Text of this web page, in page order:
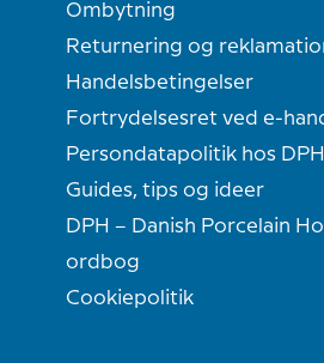
Ombytning
Returnering og
Handelsbetingelser
Fortrydelsesret ved e-
Persondatapolitik hos DPH
Guides, tips og ideer
DPH – Danish Porcelain
ordbog
Cookiepolitik